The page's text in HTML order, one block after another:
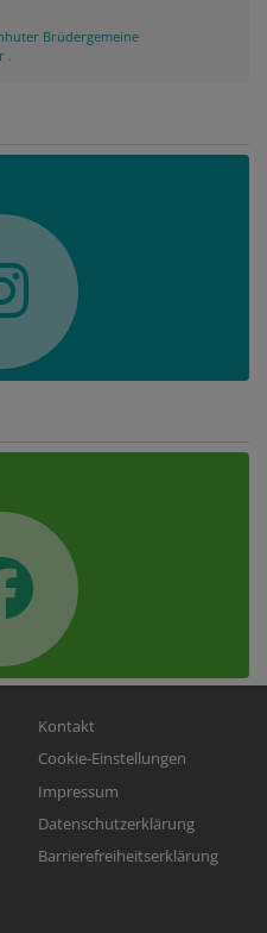
Brüdergemeine
.
Fußbereichsmenü
Kontakt
Cookie-Einstellungen
Impressum
Datenschutzerklärung
Barrierefreiheitserklärung